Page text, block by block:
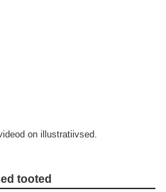
on illustratiivsed.
tooted